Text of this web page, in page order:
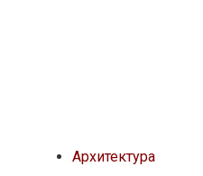
Архитектура